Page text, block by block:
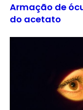
Armação de
do acetato